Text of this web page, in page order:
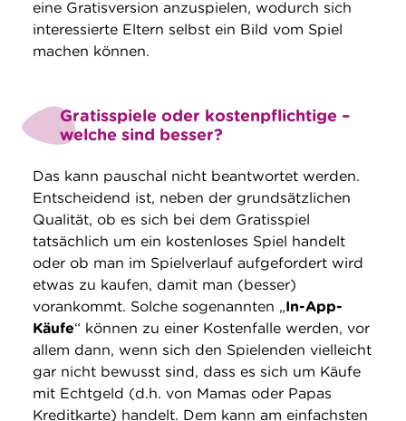
eine Gratisversion anzuspielen, wodurch sich
interessierte Eltern selbst ein Bild vom Spiel
machen können.
Gratisspiele oder kostenpflichtige –
welche sind besser?
Das kann pauschal nicht beantwortet werden.
Entscheidend ist, neben der grundsätzlichen
Qualität, ob es sich bei dem Gratisspiel
tatsächlich um ein kostenloses Spiel handelt
oder ob man im Spielverlauf aufgefordert wird
etwas zu kaufen, damit man (besser)
vorankommt. Solche sogenannten „In-App-
Käufe“ können zu einer Kostenfalle werden, vor
allem dann, wenn sich den Spielenden vielleicht
gar nicht bewusst sind, dass es sich um Käufe
mit Echtgeld (d.h. von Mamas oder Papas
Kreditkarte) handelt. Dem kann am einfachsten